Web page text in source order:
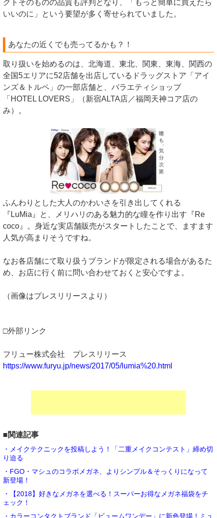
クトそのものの品質も評判となり、「もっと簡単に買えたら
いいのに」という要望が多く寄せられていました。
あなたの近くでも売ってるかも？！
取り扱いを始めるのは、北海道、東北、関東、東海、関西の
全国5エリアに52店舗を出店しているドラッグストア「アイ
ンズ＆トルペ」の一部店舗と、バラエティショップ
「HOTEL LOVERS」（新宿ALTA店／福岡天神コア店の
み）。
ふんわりとした大人のかわいさを引き出してくれる
『LuMia』と、メリハリのある魅力的な瞳を作り出す『Re
coco』。身近な実店舗販売がスタートしたことで、ますます
人気が高まりそうですね。
なお各店舗にて取り扱うブランドが限定される場合があるた
め、お店に行く前に問い合わせておくと安心ですよ。
（画像はプレスリリースより）
□外部リンク
フリュー株式会社 プレスリリース
https://www.furyu.jp/news/2017/05/lumia%20.html
■関連記事
・メイクテクニックを投稿しよう！「二重メイクコンテスト」締め切
り迫る
・FGO・マシュのコラボメガネ、よりシンプル＆そっくりになって
新登場！
・【2018】好きなメガネを選べる！スーパーお得なメガネ福袋をチ
ェック！
・カラーコンタクトブランド「ビュームワンデー」に新色登場！ミュ